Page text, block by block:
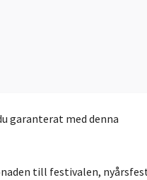
garanterat med denna
till festivalen,